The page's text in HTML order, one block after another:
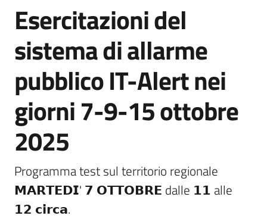
Novità
Menu selezionato
Servizi
Vivere
Castello
d'Argile
Amministrazione
Trasparente
Salta al contenuto
Esercitazioni del
sistema di allarme
pubblico IT-Alert nei
giorni 7-9-15 ottobre
2025
Programma test sul territorio regionale
𝗠𝗔𝗥𝗧𝗘𝗗𝗜' 𝟳 𝗢𝗧𝗧𝗢𝗕𝗥𝗘 dalle 𝟭𝟭 alle
𝟭𝟮 𝗰𝗶𝗿𝗰𝗮.